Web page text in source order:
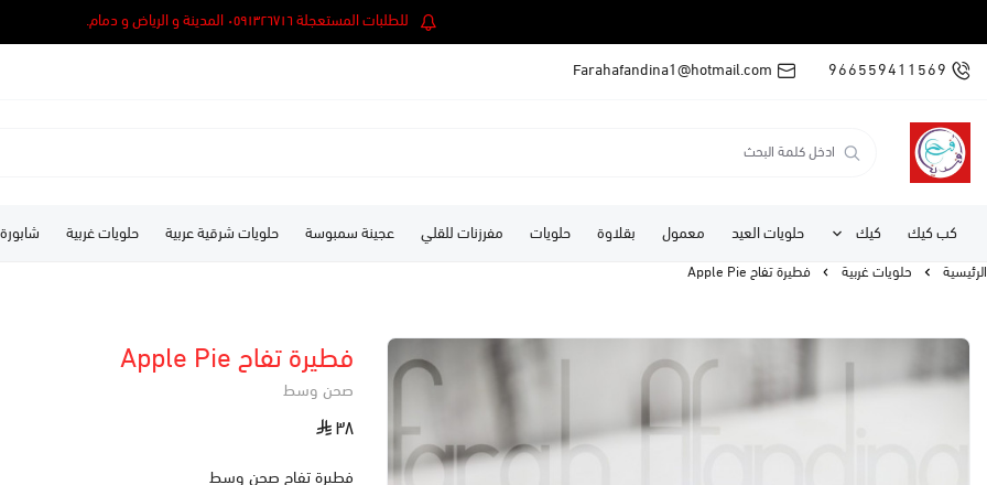
للطلبات المستعجلة ٠٥٩١٣٢٦٧١٦ المدينة و الرياض و دمام.
966559411569
Farahafandina1@hotmail.com
كب كيك كيك حلويات العيد معمول بقلاوة حلويات مفرزنات للقلي عجينة سمبوسة حلويات شرقية عربية حلويات غربية شابورة
الرئيسية حلويات غربية فطيرة تفاح Apple Pie
فطيرة تفاح Apple Pie
صحن وسط
٣٨
فطيرة تفاح صحن وسط